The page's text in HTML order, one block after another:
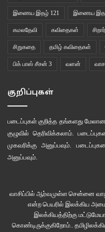
இணைய இதழ் 121 இணைய
கமலதேவி கவிதைகள்
சிறுகதை தமிழ் கவிதைகள்
பிக் பாஸ் சீசன் 3 வளன்
குறிப்புகள்
படைப்புகள் குறித்த தங்களது
குழுவில் தெரிவிக்கலாம்.
முகவரிக்கு அனுப்பவும்.
அனுப்பவும்.
வாசிப்பில் ஆர்வமுள்ள சென்னை
என்ற பெயரில் இலக்கிய
இலக்கியத்திற்கு
கொண்டிருக்குகிறோம்..